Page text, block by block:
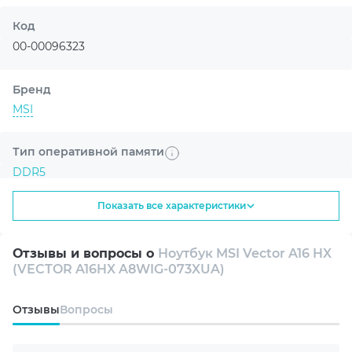
искусственного интеллекта.
плавный геймплей и высокую детализацию.
Код
00-00096323
Бренд
MSI
Тип оперативной памяти
DDR5
Разрешение экрана
Показать все характеристики
Отзывы и вопросы о Ноутбук MSI Vector A16 HX
(VECTOR A16HX A8WIG-073XUA)
OтзывыВопросы